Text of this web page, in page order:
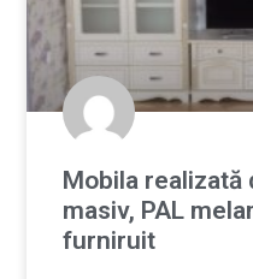
Mobila realizată
masiv, PAL
furniruit